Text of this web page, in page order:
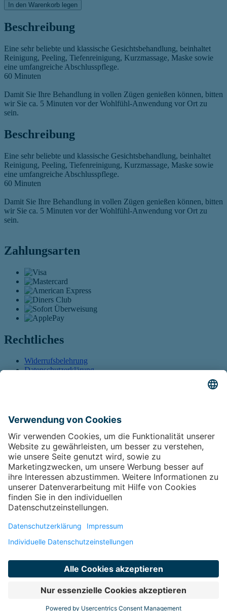
In den Warenkorb legen
Beschreibung
Eine sehr beliebte und klassische Gesichtsbehandlung, beinhaltet
Reinigung, Peeling, Tiefenreinigung, Kurzmassage, Maske sowie
eine umfangreiche Abschlusspflege.
60 Minuten
Damit Sie Ihre Behandlung in vollen Zügen genießen können, bitten
wir Sie ca. 5 Minuten vor der Wohlfühl-Anwendung vor Ort zu
sein.
Beschreibung
Eine sehr beliebte und klassische Gesichtsbehandlung, beinhaltet
Reinigung, Peeling, Tiefenreinigung, Kurzmassage, Maske sowie
eine umfangreiche Abschlusspflege.
60 Minuten
Damit Sie Ihre Behandlung in vollen Zügen genießen können, bitten
wir Sie ca. 5 Minuten vor der Wohlfühl-Anwendung vor Ort zu
sein.
Zahlungsarten
Rechtliches
Widerrufsbelehrung
Datenschutzerklärung
Vertrag widerrufenÖffnet sich in einem neuen Tab
Kontakt
Kontakt
FAQÖffnet sich in einem neuen Tab
ImpressumÖffnet sich in einem neuen Tab
Weiter zu
Tab Führt auf eine externe Seite
Facebook Öffnet sich in einem neuen Tab
auf eine externe Seite
auf eine externe Seite
© copyright 2026 - Therme Laa